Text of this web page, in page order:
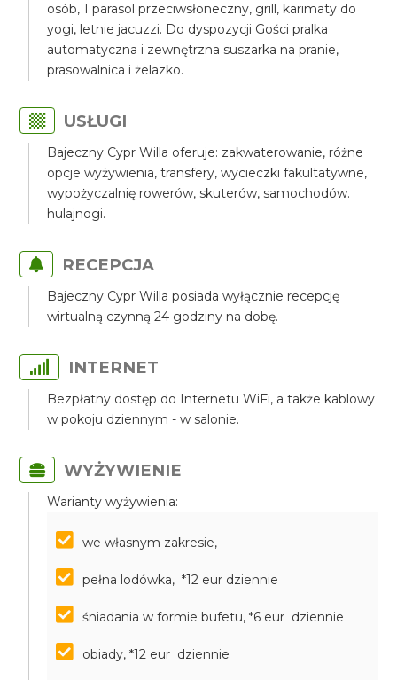
osób, 1 parasol przeciwsłoneczny, grill, karimaty do
yogi, letnie jacuzzi. Do dyspozycji Gości pralka
automatyczna i zewnętrzna suszarka na pranie,
prasowalnica i żelazko.
USŁUGI
Bajeczny Cypr Willa oferuje: zakwaterowanie, różne
opcje wyżywienia, transfery, wycieczki fakultatywne,
wypożyczalnię rowerów, skuterów, samochodów.
hulajnogi.
RECEPCJA
Bajeczny Cypr Willa posiada wyłącznie recepcję
wirtualną czynną 24 godziny na dobę.
INTERNET
Bezpłatny dostęp do Internetu WiFi, a także kablowy
w pokoju dziennym - w salonie.
WYŻYWIENIE
Warianty wyżywienia:
we własnym zakresie,
pełna lodówka, *12 eur dziennie
śniadania w formie bufetu, *6 eur dziennie
obiady, *12 eur dziennie